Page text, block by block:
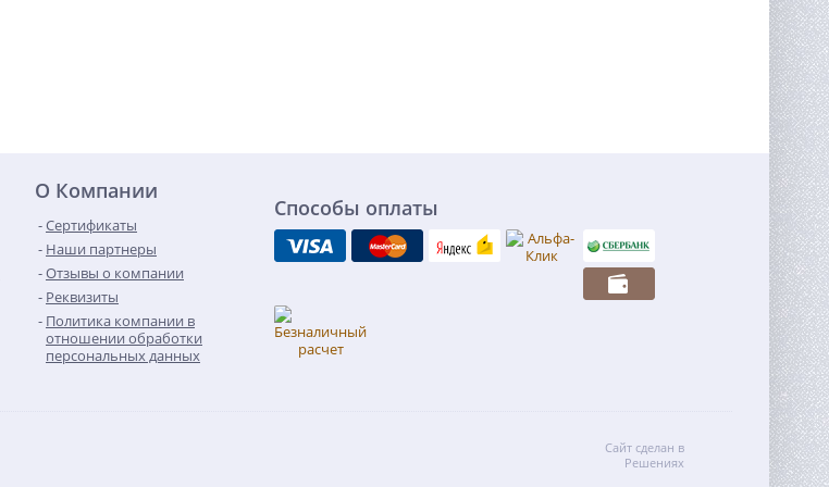
О Компании
Сертификаты
Наши партнеры
Отзывы о компании
Реквизиты
Политика компании в
отношении обработки
персональных данных
Способы оплаты
Сайт сделан в
Решениях